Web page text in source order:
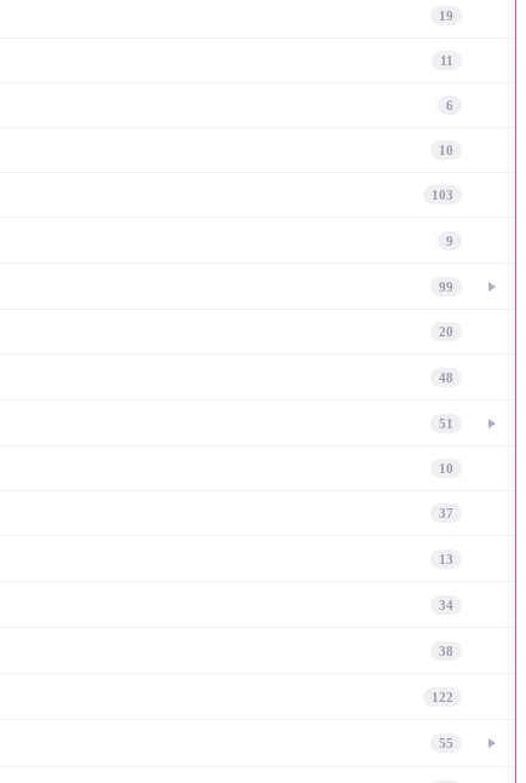
19
11
6
10
103
9
99
20
48
51
10
37
13
34
38
122
55